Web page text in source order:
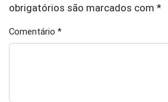
obrigatórios são marcados com *
Comentário *